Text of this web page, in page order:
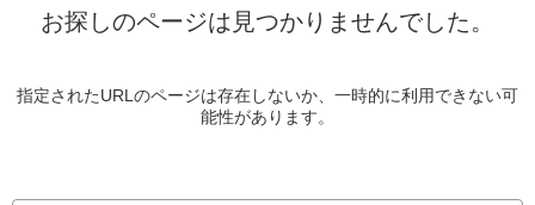
お探しのページは見つかりませんでした。
指定されたURLのページは存在しないか、一時的に利用できない可
能性があります。